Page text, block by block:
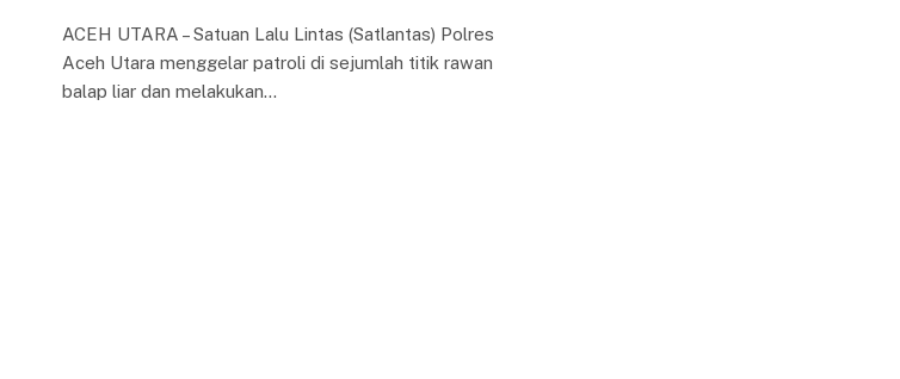
ACEH UTARA – Satuan Lalu Lintas (Satlantas) Polres
Aceh Utara menggelar patroli di sejumlah titik rawan
balap liar dan melakukan…